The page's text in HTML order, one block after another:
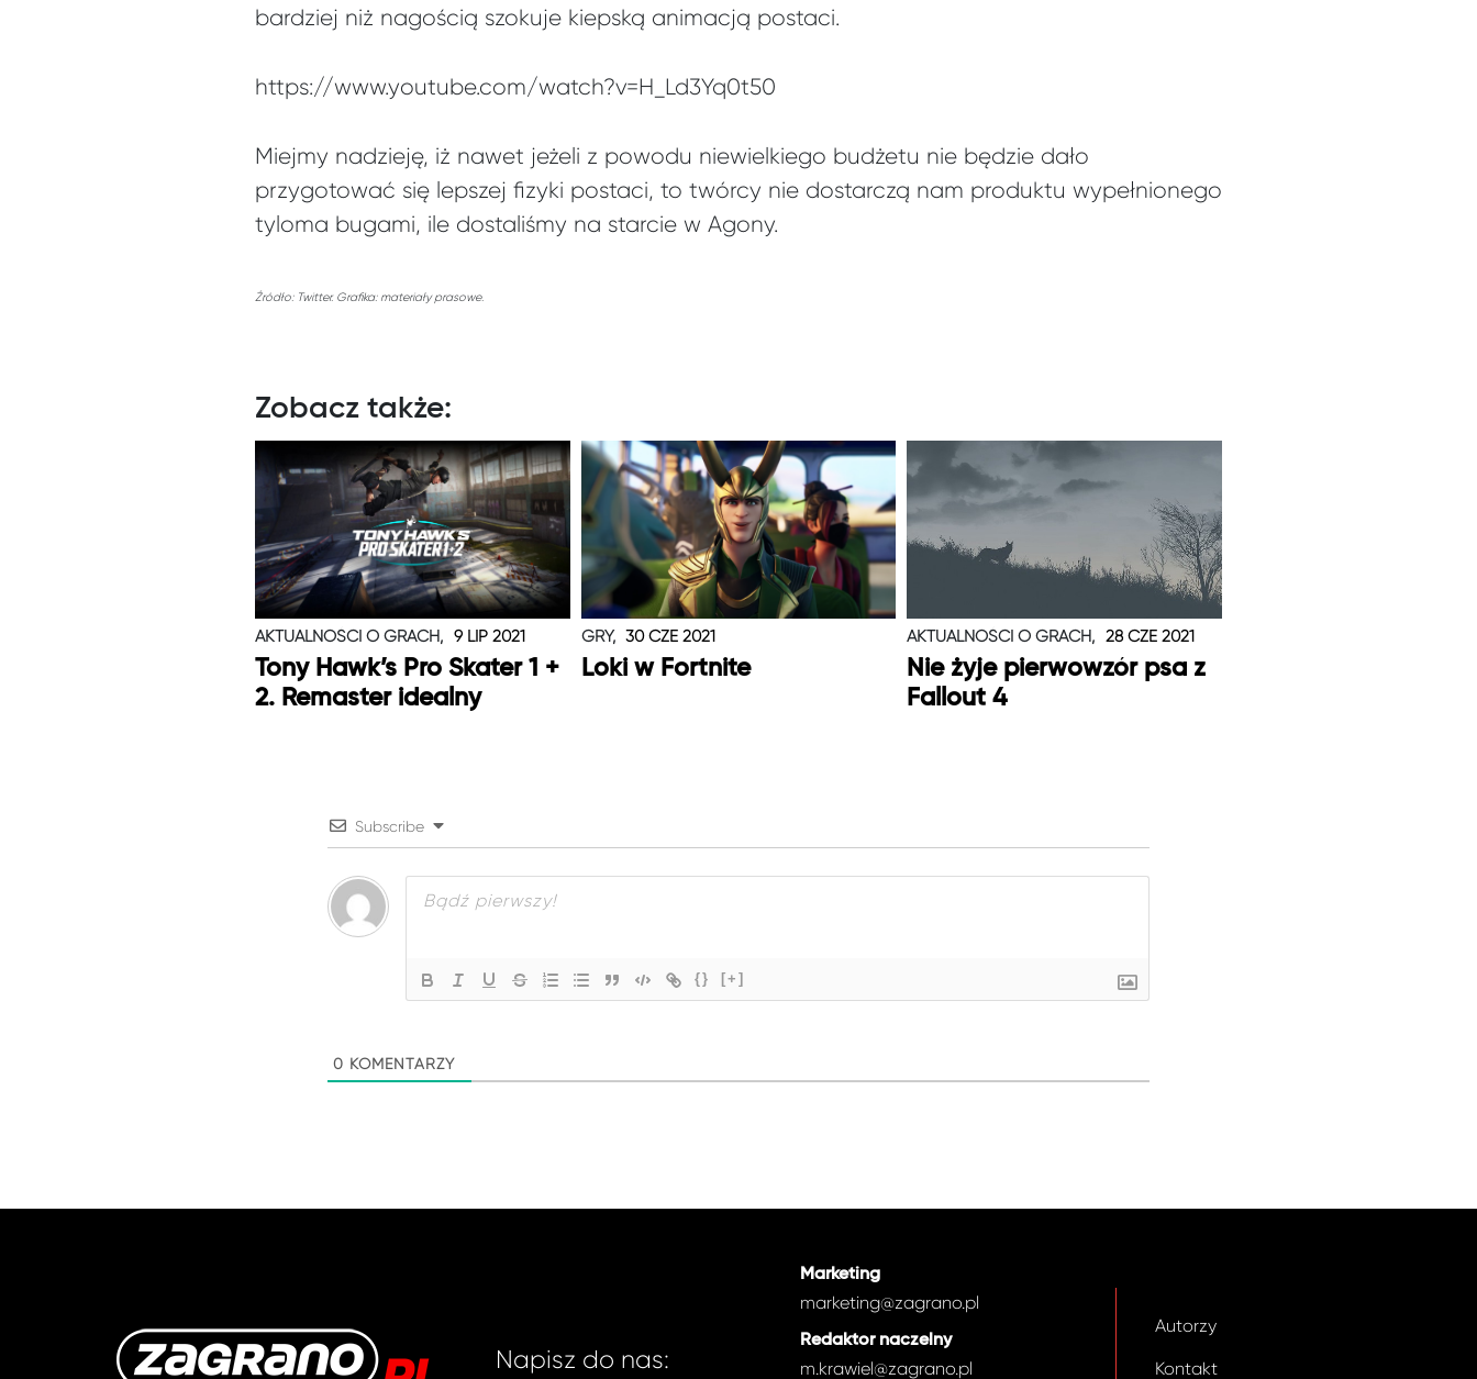
bardziej niż nagością szokuje kiepską animacją postaci.
https://www.youtube.com/watch?v=H_Ld3Yq0t50
Miejmy nadzieję, iż nawet jeżeli z powodu niewielkiego budżetu nie będzie dało
przygotować się lepszej fizyki postaci, to twórcy nie dostarczą nam produktu wypełnionego
tyloma bugami, ile dostaliśmy na starcie w Agony.
Źródło: Twitter. Grafika: materiały prasowe.
Zobacz także:
AKTUALNOŚCI O GRACH, 9 LIP 2021
Tony Hawk’s Pro Skater 1 +
2. Remaster idealny
GRY, 30 CZE 2021
Loki w Fortnite
AKTUALNOŚCI O GRACH, 28 CZE 2021
Nie żyje pierwowzór psa z
Fallout 4
Subscribe
{} [+]
0 KOMENTARZY
Napisz do nas:
Marketing
marketing@zagrano.pl
Redaktor naczelny
m.krawiel@zagrano.pl
Autorzy
Kontakt